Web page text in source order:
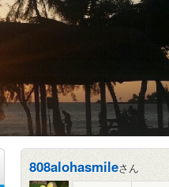
808alohasmileさん